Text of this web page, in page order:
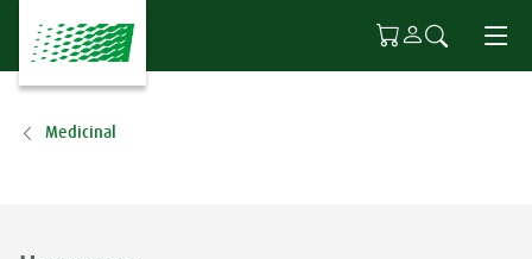
Ir para o conteúdo principal
Medicinal